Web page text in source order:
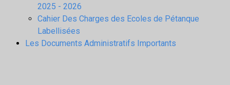
2025 - 2026
Cahier Des Charges des Ecoles de Pétanque
Labellisées
Les Documents Administratifs Importants